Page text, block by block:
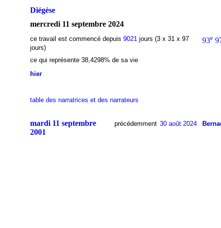
Diégèse
mercredi 11 septembre 2024
ce travail est commencé depuis 9021jours (3 x 31 x 97
jours)
93e
ce qui représente 38,4298% de sa vie
hier
table des narratrices et des narrateurs
mardi 11 septembre
2001
précédemment 30 août 2024